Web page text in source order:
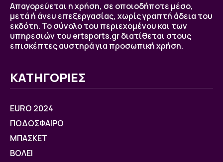
Απαγορεύεται η χρήση, σε οποιοδήποτε μέσο,
μετά ή άνευ επεξεργασίας, χωρίς γραπτή άδεια του
εκδότη. Το σύνολο του περιεχομένου και των
υπηρεσιών του ertsports.gr διατίθεται στους
επισκέπτες αυστηρά για προσωπική χρήση.
ΚΑΤΗΓΟΡΙΕΣ
EURO 2024
ΠΟΔΟΣΦΑΙΡΟ
ΜΠΑΣΚΕΤ
ΒOΛΕΙ